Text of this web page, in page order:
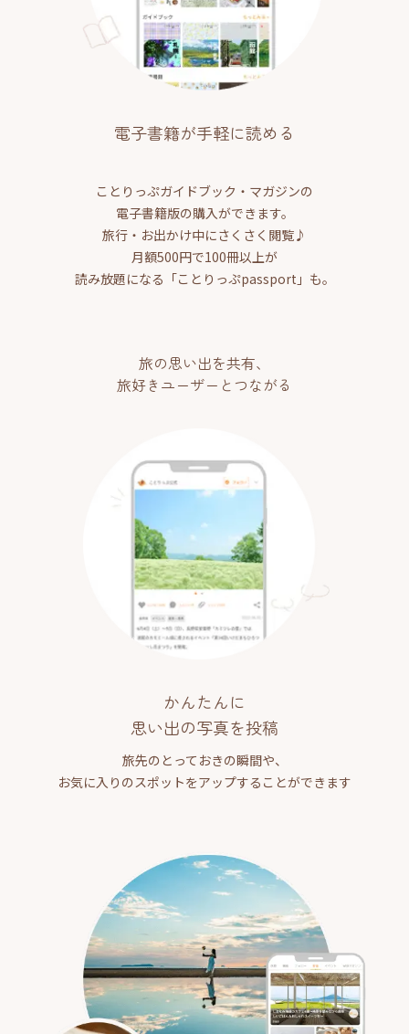
電子書籍が手軽に読める
ことりっぷガイドブック・マガジンの
電子書籍版の購入ができます。
旅行・お出かけ中にさくさく閲覧♪
月額500円で100冊以上が
読み放題になる「ことりっぷpassport」も。
旅の思い出を共有、
旅好きユーザーとつながる
かんたんに
思い出の写真を投稿
旅先のとっておきの瞬間や、
お気に入りのスポットをアップすることができます